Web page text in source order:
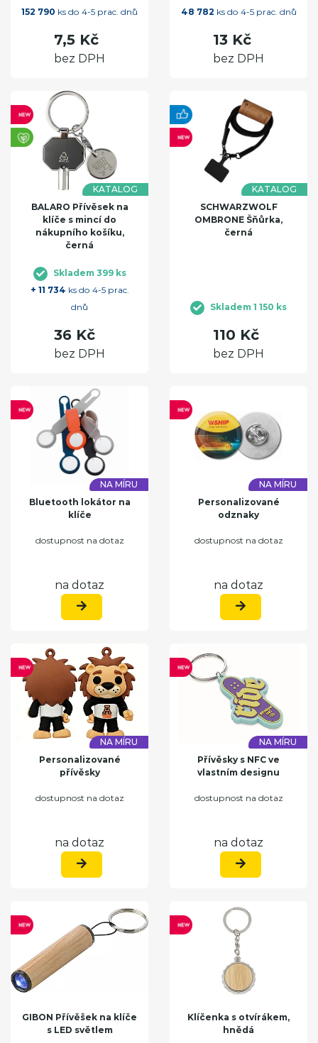
152 790 ks do 4-5 prac. dnů
7,5 Kč
bez DPH
48 782 ks do 4-5 prac. dnů
13 Kč
bez DPH
KATALOG
BALARO Přívěsek na
klíče s mincí do
nákupního košíku,
černá
Skladem 399 ks
+ 11 734 ks do 4-5 prac.
dnů
36 Kč
bez DPH
KATALOG
SCHWARZWOLF
OMBRONE Šňůrka,
černá
Skladem 1 150 ks
110 Kč
bez DPH
NA MÍRU
Bluetooth lokátor na
klíče
dostupnost na dotaz
na dotaz
NA MÍRU
Personalizované
odznaky
dostupnost na dotaz
na dotaz
NA MÍRU
Personalizované
přívěsky
dostupnost na dotaz
na dotaz
NA MÍRU
Přívěsky s NFC ve
vlastním designu
dostupnost na dotaz
na dotaz
GIBON Přívěšek na klíče
s LED světlem
Klíčenka s otvírákem,
hnědá